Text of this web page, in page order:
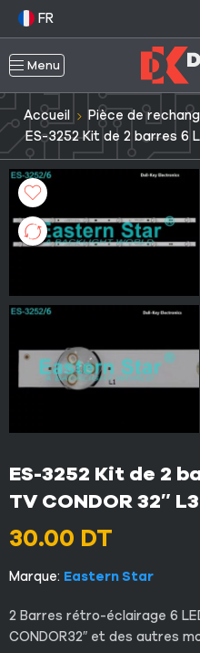
FR
Menu
Accueil Pièce de
ES-3252 Kit de 2 barres 6
ES-3252 Kit de 2
TV CONDOR 32″
30.00 DT
Marque: Eastern Star
2 Barres rétro-éclairage 6
CONDOR32″ et des autres